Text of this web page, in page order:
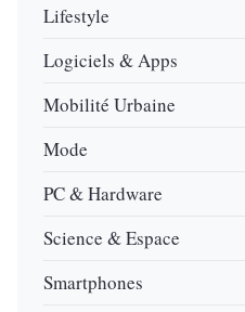
Lifestyle
Logiciels & Apps
Mobilité Urbaine
Mode
PC & Hardware
Science & Espace
Smartphones